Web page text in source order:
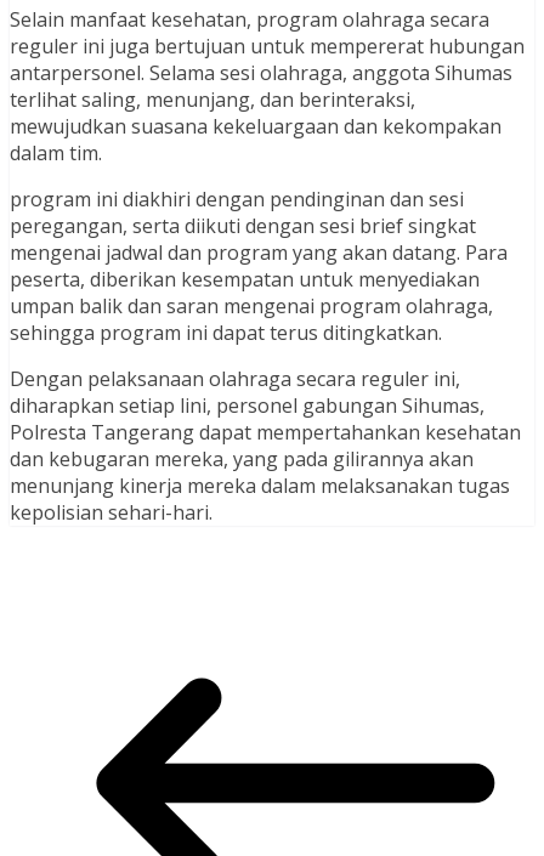
Selain manfaat kesehatan, program olahraga secara
reguler ini juga bertujuan untuk mempererat hubungan
antarpersonel. Selama sesi olahraga, anggota Sihumas
terlihat saling, menunjang, dan berinteraksi,
mewujudkan suasana kekeluargaan dan kekompakan
dalam tim.
program ini diakhiri dengan pendinginan dan sesi
peregangan, serta diikuti dengan sesi brief singkat
mengenai jadwal dan program yang akan datang. Para
peserta, diberikan kesempatan untuk menyediakan
umpan balik dan saran mengenai program olahraga,
sehingga program ini dapat terus ditingkatkan.
Dengan pelaksanaan olahraga secara reguler ini,
diharapkan setiap lini, personel gabungan Sihumas,
Polresta Tangerang dapat mempertahankan kesehatan
dan kebugaran mereka, yang pada gilirannya akan
menunjang kinerja mereka dalam melaksanakan tugas
kepolisian sehari-hari.